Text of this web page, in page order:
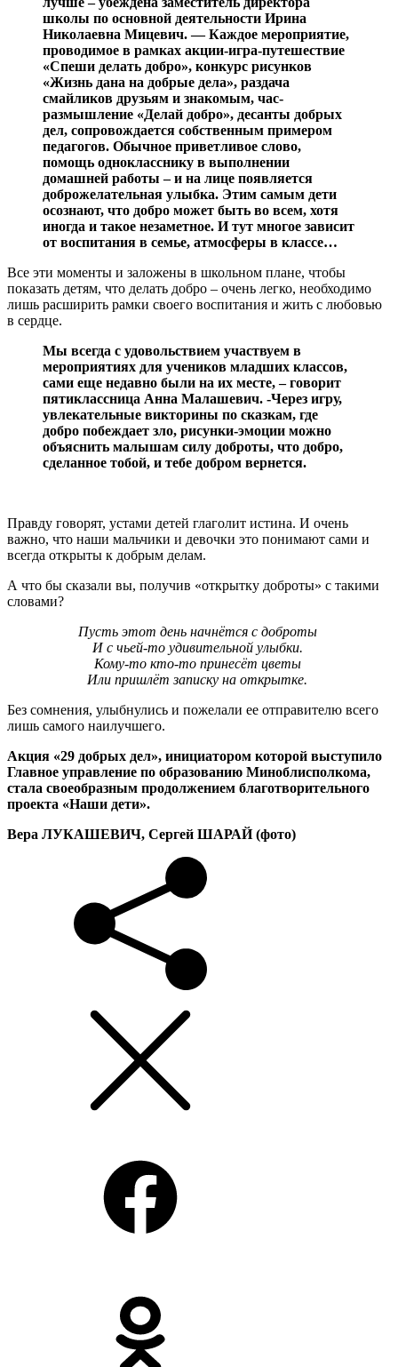
школы по основной деятельности Ирина
Николаевна Мицевич. — Каждое мероприятие,
проводимое в рамках акции-игра-путешествие
«Спеши делать добро», конкурс рисунков
«Жизнь дана на добрые дела», раздача
смайликов друзьям и знакомым, час-
размышление «Делай добро», десанты добрых
дел, сопровождается собственным примером
педагогов. Обычное приветливое слово,
помощь однокласснику в выполнении
домашней работы – и на лице появляется
доброжелательная улыбка. Этим самым дети
осознают, что добро может быть во всем, хотя
иногда и такое незаметное. И тут многое зависит
от воспитания в семье, атмосферы в классе…
Все эти моменты и заложены в школьном плане, чтобы
показать детям, что делать добро – очень легко, необходимо
лишь расширить рамки своего воспитания и жить с любовью
в сердце.
Мы всегда с удовольствием участвуем в
мероприятиях для учеников младших классов,
сами еще недавно были на их месте, – говорит
пятиклассница Анна Малашевич. -Через игру,
увлекательные викторины по сказкам, где
добро побеждает зло, рисунки-эмоции можно
объяснить малышам силу доброты, что добро,
сделанное тобой, и тебе добром вернется.
Правду говорят, устами детей глаголит истина. И очень
важно, что наши мальчики и девочки это понимают сами и
всегда открыты к добрым делам.
А что бы сказали вы, получив «открытку доброты» с такими
словами?
Пусть этот день начнётся с доброты
И с чьей-то удивительной улыбки.
Кому-то кто-то принесёт цветы
Или пришлёт записку на открытке.
Без сомнения, улыбнулись и пожелали ее отправителю всего
лишь самого наилучшего.
Акция «29 добрых дел», инициатором которой выступило
Главное управление по образованию Миноблисполкома,
стала своеобразным продолжением благотворительного
проекта «Наши дети».
Вера ЛУКАШЕВИЧ, Сергей ШАРАЙ (фото)